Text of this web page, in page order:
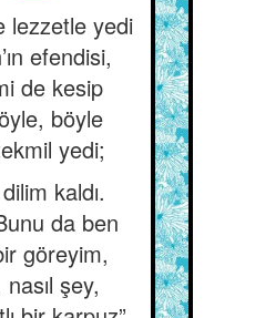
lezzetle yedi
efendisi,
de kesip
böyle
yedi;
kaldı.
da ben
göreyim,
şey,